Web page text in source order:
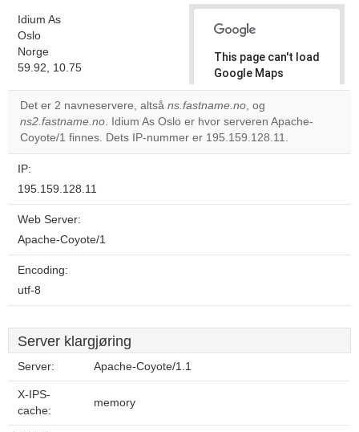
Idium As
Oslo
Norge
59.92, 10.75
This page can't load
Google Maps
correctly.
Do you
own this
Det er 2 navneservere, altså ns.fastname.no, og
ns2.fastname.no. Idium As Oslo er hvor serveren Apache-
Coyote/1 finnes. Dets IP-nummer er 195.159.128.11.
IP:
195.159.128.11
Web Server:
Apache-Coyote/1
Encoding:
utf-8
Server klargjøring
Server: Apache-Coyote/1.1
X-IPS-
cache:
memory